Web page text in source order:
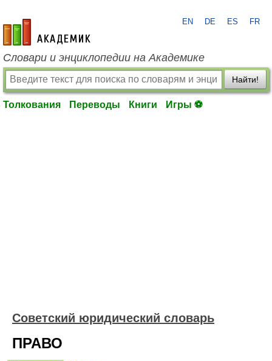
academic.ru
EN DE ES FR
Словари и энциклопедии на Академике
Найти!
Толкования Переводы Книги Игры ⚽
Советский юридический словарь
ПРАВО